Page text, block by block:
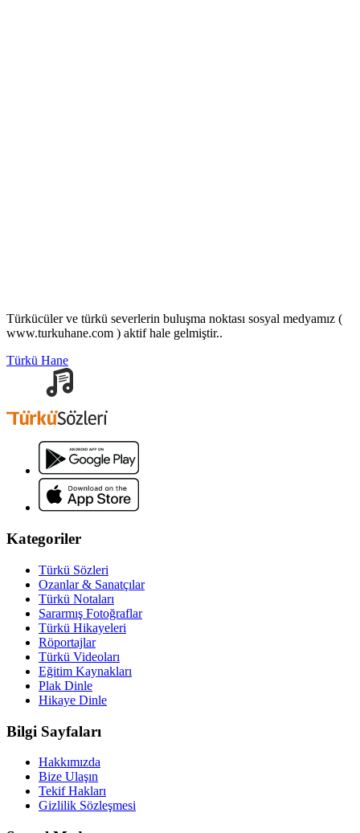
Türkücüler ve türkü severlerin buluşma noktası sosyal medyamız (
www.turkuhane.com ) aktif hale gelmiştir..
Türkü Hane
Kategoriler
Türkü Sözleri
Ozanlar & Sanatçılar
Türkü Notaları
Sararmış Fotoğraflar
Türkü Hikayeleri
Röportajlar
Türkü Videoları
Eğitim Kaynakları
Plak Dinle
Hikaye Dinle
Bilgi Sayfaları
Hakkımızda
Bize Ulaşın
Tekif Hakları
Gizlilik Sözleşmesi